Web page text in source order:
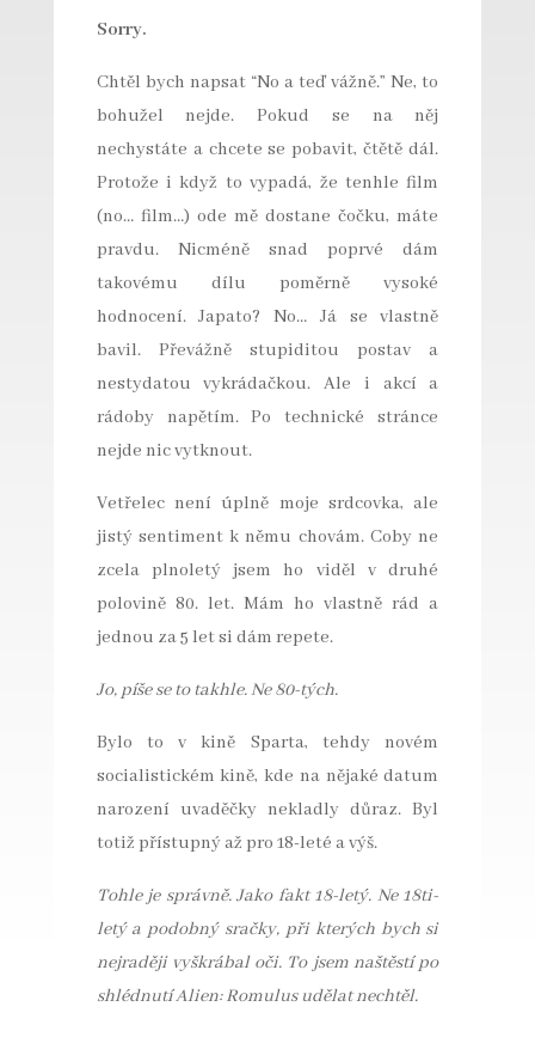
Sorry.
Chtěl bych napsat “No a teď vážně.” Ne, to
bohužel nejde. Pokud se na něj
nechystáte a chcete se pobavit, čtětě dál.
Protože i když to vypadá, že tenhle film
(no… film…) ode mě dostane čočku, máte
pravdu. Nicméně snad poprvé dám
takovému dílu poměrně vysoké
hodnocení. Japato? No… Já se vlastně
bavil. Převážně stupiditou postav a
nestydatou vykrádačkou. Ale i akcí a
rádoby napětím. Po technické stránce
nejde nic vytknout.
Vetřelec není úplně moje srdcovka, ale
jistý sentiment k němu chovám. Coby ne
zcela plnoletý jsem ho viděl v druhé
polovině 80. let. Mám ho vlastně rád a
jednou za 5 let si dám repete.
Jo, píše se to takhle. Ne 80-tých.
Bylo to v kině Sparta, tehdy novém
socialistickém kině, kde na nějaké datum
narození uvaděčky nekladly důraz. Byl
totiž přístupný až pro 18-leté a výš.
Tohle je správně. Jako fakt 18-letý. Ne 18ti-
letý a podobný sračky, při kterých bych si
nejraději vyškrábal oči. To jsem naštěstí po
shlédnutí Alien: Romulus udělat nechtěl.